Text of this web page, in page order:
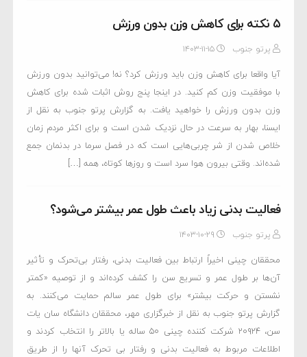
۵ نکته برای کاهش وزن بدون ورزش
پرتو جنوب ۱۴۰۳-۱۱-۱۵
آیا واقعا برای کاهش وزن باید ورزش کرد؟ نه! می‌توانید بدون ورزش
با موفقیت وزن کم کنید. در اینجا پنج روش اثبات شده برای کاهش
وزن بدون ورزش را خواهید یافت. به گزارش پرتو جنوب به نقل از
ایسنا، بهار به سرعت در حال نزدیک شدن است و برای اکثر مردم زمان
خلاص شدن از شر چربی‌هایی است که در فصل سرما در بدنمان جمع
شده‌اند. وقتی بیرون هوا سرد است و روزها کوتاه، همه […]
فعالیت بدنی زیاد باعث طول عمر بیشتر می‌شود؟
پرتو جنوب ۱۴۰۳-۱۰-۲۹
محققان چینی اخیراً ارتباط بین فعالیت بدنی، رفتار بی‌تحرک و تأثیر
آن‌ها بر طول عمر و تسریع سن را کشف کرده‌اند و از توصیه «کمتر
نشستن و حرکت بیشتر» برای طول عمر سالم حمایت می‌کنند. به
گزارش پرتو جنوب به نقل از خبرگزاری مهر، محققان دانشگاه سان یات
سن، ۲۰۹۲۴ شرکت کننده چینی ۵۰ ساله یا بالاتر را انتخاب کردند و
اطلاعات مربوط به فعالیت بدنی و رفتار بی تحرک آنها را از طریق